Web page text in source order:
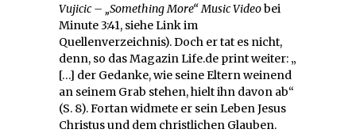
Vujicic – „Something More“ Music Videobei
Minute 3:41, siehe Link im
Quellenverzeichnis). Doch er tat es nicht,
denn, so das Magazin Life.de print weiter: „
[…] der Gedanke, wie seine Eltern weinend
an seinem Grab stehen, hielt ihn davon ab“
(S. 8). Fortan widmete er sein Leben Jesus
Christus und dem christlichen Glauben.